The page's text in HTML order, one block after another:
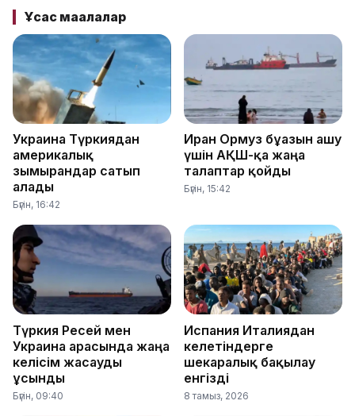
Ұқсас мақалалар
Украина Түркиядан
америкалық
зымырандар сатып
алады
Бүгін, 16:42
Иран Ормуз бұғазын ашу
үшін АҚШ-қа жаңа
талаптар қойды
Бүгін, 15:42
Түркия Ресей мен
Украина арасында жаңа
келісім жасауды
ұсынды
Бүгін, 09:40
Испания Италиядан
келетіндерге
шекаралық бақылау
енгізді
8 тамыз, 2026